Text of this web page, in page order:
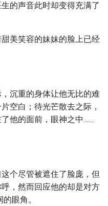
的声音此时却变得充满了
美笑容的妹妹的脸上已经
沉重的身体让他无比的难
空白；待光芒散去之际，
他的面前，眼神之中……
个尽管被遮住了脸庞，但
，然而回应他的却是对方
眼角。